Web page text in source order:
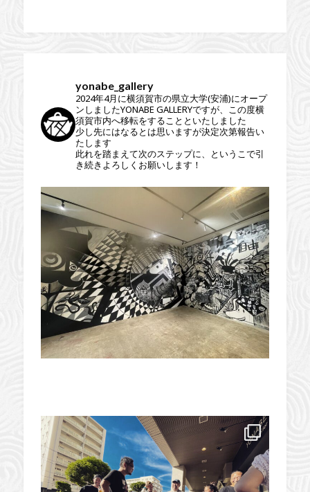
yonabe_gallery
2024年4月に横須賀市の県立大学(安浦)にオープ
ンしましたYONABE GALLERYですが、この度横
須賀市内へ移転をすることといたしました
少し先にはなるとは思いますが決定次第報告い
たします
此れを踏まえて次のステップに、というこで引
き続きよろしくお願いします！